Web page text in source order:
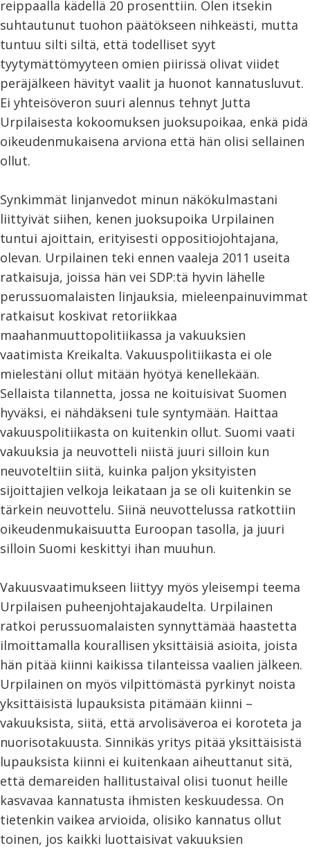
reippaalla kädellä 20 prosenttiin. Olen itsekin
suhtautunut tuohon päätökseen nihkeästi, mutta
tuntuu silti siltä, että todelliset syyt
tyytymättömyyteen omien piirissä olivat viidet
peräjälkeen hävityt vaalit ja huonot kannatusluvut.
Ei yhteisöveron suuri alennus tehnyt Jutta
Urpilaisesta kokoomuksen juoksupoikaa, enkä pidä
oikeudenmukaisena arviona että hän olisi sellainen
ollut.
Synkimmät linjanvedot minun näkökulmastani
liittyivät siihen, kenen juoksupoika Urpilainen
tuntui ajoittain, erityisesti oppositiojohtajana,
olevan. Urpilainen teki ennen vaaleja 2011 useita
ratkaisuja, joissa hän vei SDP:tä hyvin lähelle
perussuomalaisten linjauksia, mieleenpainuvimmat
ratkaisut koskivat retoriikkaa
maahanmuuttopolitiikassa ja vakuuksien
vaatimista Kreikalta. Vakuuspolitiikasta ei ole
mielestäni ollut mitään hyötyä kenellekään.
Sellaista tilannetta, jossa ne koituisivat Suomen
hyväksi, ei nähdäkseni tule syntymään. Haittaa
vakuuspolitiikasta on kuitenkin ollut. Suomi vaati
vakuuksia ja neuvotteli niistä juuri silloin kun
neuvoteltiin siitä, kuinka paljon yksityisten
sijoittajien velkoja leikataan ja se oli kuitenkin se
tärkein neuvottelu. Siinä neuvottelussa ratkottiin
oikeudenmukaisuutta Euroopan tasolla, ja juuri
silloin Suomi keskittyi ihan muuhun.
Vakuusvaatimukseen liittyy myös yleisempi teema
Urpilaisen puheenjohtajakaudelta. Urpilainen
ratkoi perussuomalaisten synnyttämää haastetta
ilmoittamalla kourallisen yksittäisiä asioita, joista
hän pitää kiinni kaikissa tilanteissa vaalien jälkeen.
Urpilainen on myös vilpittömästä pyrkinyt noista
yksittäisistä lupauksista pitämään kiinni –
vakuuksista, siitä, että arvolisäveroa ei koroteta ja
nuorisotakuusta. Sinnikäs yritys pitää yksittäisistä
lupauksista kiinni ei kuitenkaan aiheuttanut sitä,
että demareiden hallitustaival olisi tuonut heille
kasvavaa kannatusta ihmisten keskuudessa. On
tietenkin vaikea arvioida, olisiko kannatus ollut
toinen, jos kaikki luottaisivat vakuuksien